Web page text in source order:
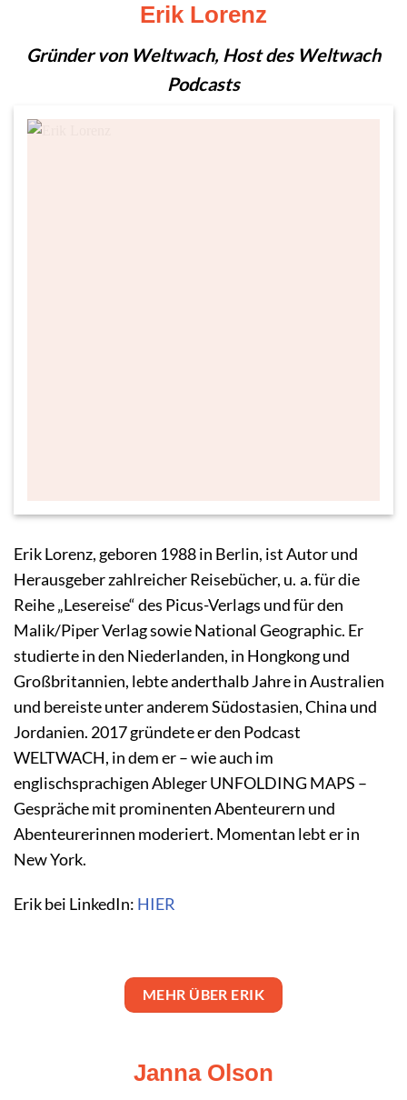
Erik Lorenz
Gründer von Weltwach, Host des Weltwach
Podcasts
© Simon Gincberg
Erik Lorenz, geboren 1988 in Berlin, ist Autor und
Herausgeber zahlreicher Reisebücher, u. a. für die
Reihe „Lesereise“ des Picus-Verlags und für den
Malik/Piper Verlag sowie National Geographic. Er
studierte in den Niederlanden, in Hongkong und
Großbritannien, lebte anderthalb Jahre in Australien
und bereiste unter anderem Südostasien, China und
Jordanien. 2017 gründete er den Podcast
WELTWACH, in dem er – wie auch im
englischsprachigen Ableger UNFOLDING MAPS –
Gespräche mit prominenten Abenteurern und
Abenteurerinnen moderiert. Momentan lebt er in
New York.
Erik bei LinkedIn: HIER
MEHR ÜBER ERIK
Janna Olson